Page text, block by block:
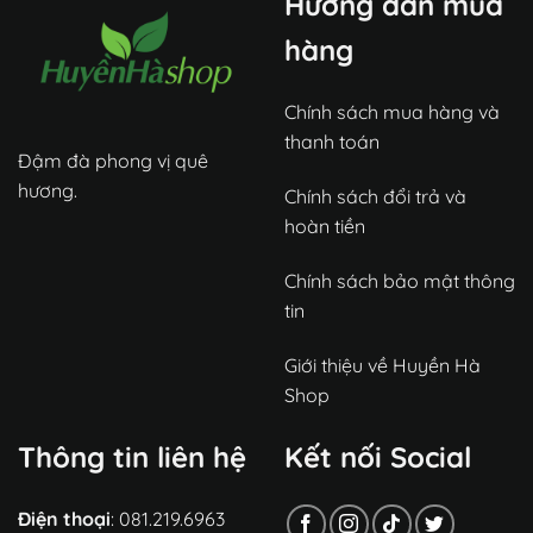
Đậm đà phong vị quê
hương.
hàng
Chính sách mua hàng và
thanh toán
Chính sách đổi trả và
hoàn tiền
Chính sách bảo mật thông
tin
Giới thiệu về Huyền Hà
Shop
Thông tin liên hệ
Điện thoại: 081.219.6963
Kết nối Social